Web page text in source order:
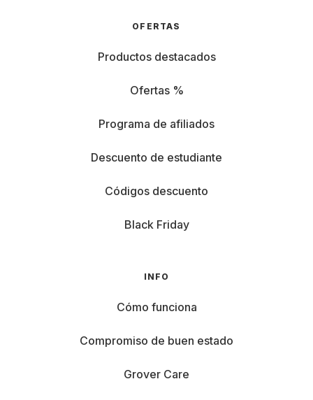
OFERTAS
Productos destacados
Ofertas %
Programa de afiliados
Descuento de estudiante
Códigos descuento
Black Friday
INFO
Cómo funciona
Compromiso de buen estado
Grover Care